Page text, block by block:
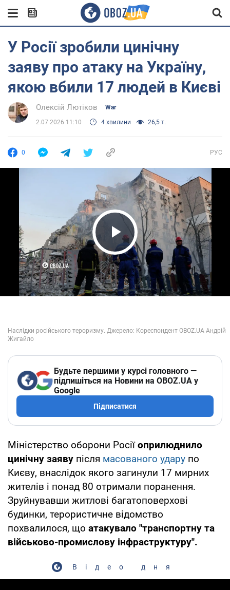
У Росії зробили цинічну
заяву про атаку на Україну,
якою вбили 17 людей в Києві
Олексій Лютіков War
2.07.2026 11:10 4 хвилини 26,5 т.
0 РУС
Play Video
Будьте першими у курсі головного —
підпишіться на Новини на OBOZ.UA у
Google
Підписатися
Міністерство оборони Росіїоприлюднило
цинічну заяву після масованого удару по
Києву, внаслідок якого загинули 17 мирних
жителів і понад 80 отримали поранення.
Зруйнувавши житлові багатоповерхові
будинки, терористичне відомство
похвалилося, що атакувало "транспортну та
військово-промислову інфраструктуру".
Відео дня